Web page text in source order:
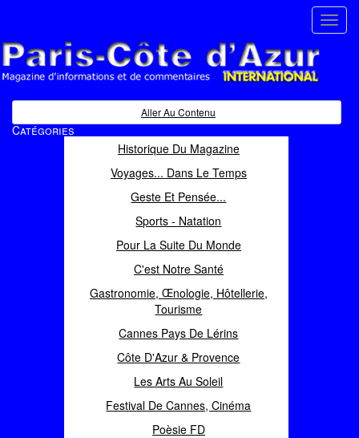
Magazine d'informations et de commentaires
Aller Au Contenu
Catégories
Historique Du Magazine
Voyages... Dans Le Temps
Geste Et Pensée...
Sports - Natation
Pour La Suite Du Monde
C'est Notre Santé
Gastronomie, Œnologie, Hôtellerie,
Tourisme
Cannes Pays De Lérins
Côte D'Azur & Provence
Les Arts Au Soleil
Festival De Cannes, Cinéma
Poèsie FD